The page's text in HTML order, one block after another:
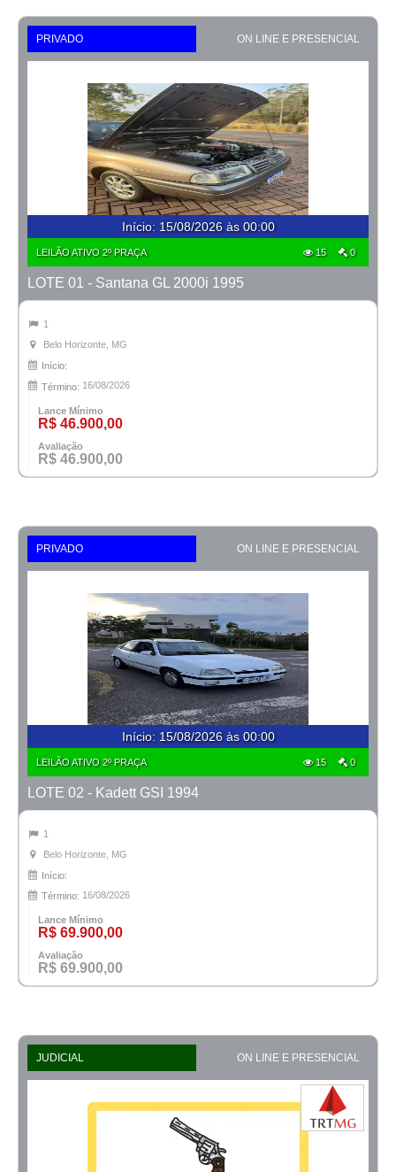
PRIVADO ON LINE E PRESENCIAL
Início: 15/08/2026 às 00:00
LEILÃO ATIVO 2º PRAÇA 15 0
LOTE 01 - Santana GL 2000i 1995
1
Belo Horizonte, MG
Início:
Término: 16/08/2026
Lance Mínimo
R$ 46.900,00
Avaliação
R$ 46.900,00
PRIVADO ON LINE E PRESENCIAL
Início: 15/08/2026 às 00:00
LEILÃO ATIVO 2º PRAÇA 15 0
LOTE 02 - Kadett GSI 1994
1
Belo Horizonte, MG
Início:
Término: 16/08/2026
Lance Mínimo
R$ 69.900,00
Avaliação
R$ 69.900,00
JUDICIAL ON LINE E PRESENCIAL